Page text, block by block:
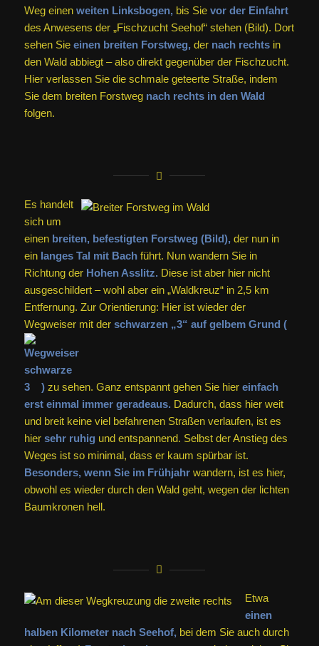
Weg einen weiten Linksbogen,bis Sie vor der Einfahrt
des Anwesens der „Fischzucht Seehof“ stehen (Bild). Dort
sehen Sie einen breiten Forstweg,der nach rechtsin
den Wald abbiegt – also direkt gegenüber der Fischzucht.
Hier verlassen Sie die schmale geteerte Straße, indem
Sie dem breiten Forstweg nach rechts in den Wald
folgen.
Es handelt
sich um
einen breiten, befestigten Forstweg (Bild),der nun in
einlanges Tal mit Bachführt. Nun wandern Sie in
Richtung der Hohen Asslitz. Diese ist aber hier nicht
ausgeschildert – wohl aber ein „Waldkreuz“ in 2,5 km
Entfernung. Zur Orientierung: Hier ist wieder der
Wegweiser mit der schwarzen „3“ auf gelbem Grund (
) zu sehen. Ganz entspannt gehen Sie hier einfach
erst einmal immer geradeaus. Dadurch, dass hier weit
und breit keine viel befahrenen Straßen verlaufen, ist es
hier sehr ruhig und entspannend. Selbst der Anstieg des
Weges ist so minimal, dass er kaum spürbar ist.
Besonders, wenn Sie im Frühjahrwandern, ist es hier,
obwohl es wieder durch den Wald geht, wegen der lichten
Baumkronen hell.
Etwa
einen
halben Kilometer nach Seehof,bei dem Sie auch durch